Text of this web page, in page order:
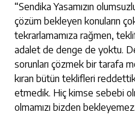
“Sendika Yasamızın
çözüm bekleyen konuların
tekrarlamamıza rağmen,
adalet de denge de yoktu.
sorunları çözmek bir tarafa
kıran bütün teklifleri
etmedik. Hiç kimse sebebi
olmamızı bizden